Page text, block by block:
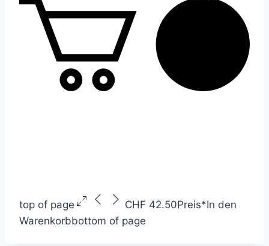
top of page CHF 42.50Preis*In den
Warenkorbbottom of page